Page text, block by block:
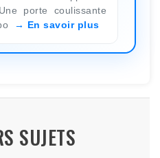
porte coulissante
En savoir plus
SUJETS